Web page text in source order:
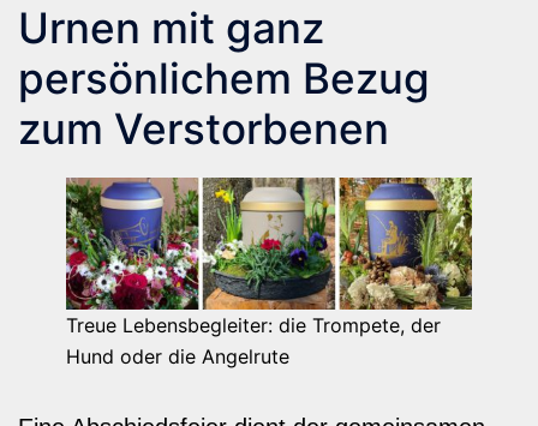
Urnen mit ganz
persönlichem Bezug
zum Verstorbenen
Treue Lebensbegleiter: die Trompete, der
Hund oder die Angelrute